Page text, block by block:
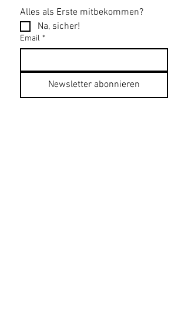
Alles als Erste mitbekommen?
Na, sicher!
Email *
Newsletter abonnieren